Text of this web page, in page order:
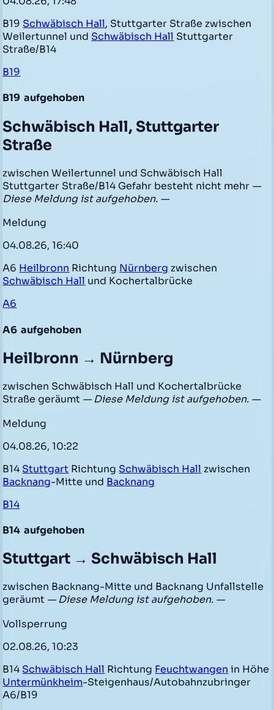
B19 Schwäbisch Hall, Stuttgarter Straße zwischen
Weilertunnel und Schwäbisch Hall Stuttgarter
Straße/B14
B19
B19 aufgehoben
Schwäbisch Hall, Stuttgarter
Straße
zwischen Weilertunnel und Schwäbisch Hall
Stuttgarter Straße/B14 Gefahr besteht nicht mehr —
Diese Meldung ist aufgehoben. —
Meldung
04.08.26, 16:40
A6 Heilbronn Richtung Nürnberg zwischen
Schwäbisch Hall und Kochertalbrücke
A6
A6 aufgehoben
Heilbronn → Nürnberg
zwischen Schwäbisch Hall und Kochertalbrücke
Straße geräumt — Diese Meldung ist aufgehoben. —
Meldung
04.08.26, 10:22
B14 Stuttgart Richtung Schwäbisch Hall zwischen
Backnang-Mitte und Backnang
B14
B14 aufgehoben
Stuttgart → Schwäbisch Hall
zwischen Backnang-Mitte und Backnang Unfallstelle
geräumt — Diese Meldung ist aufgehoben. —
Vollsperrung
02.08.26, 10:23
B14 Schwäbisch Hall Richtung Feuchtwangen in Höhe
Untermünkheim-Steigenhaus/Autobahnzubringer
A6/B19